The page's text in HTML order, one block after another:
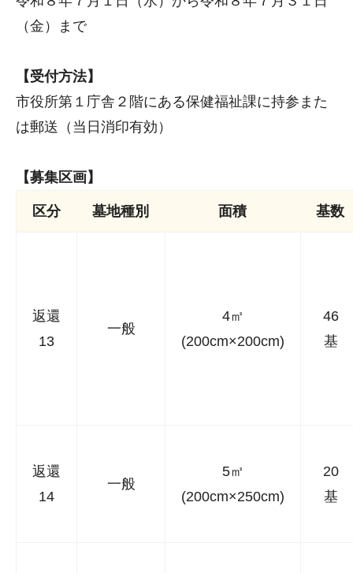
（金）まで
【受付方法】
市役所第１庁舎２階にある保健福祉課に持参また
は郵送（当日消印有効）
【募集区画】
区分 墓地種別 面積 基数
返還
13
一般
4㎡
(200cm×200cm)
46
基
返還
14
一般
5㎡
(200cm×250cm)
20
基